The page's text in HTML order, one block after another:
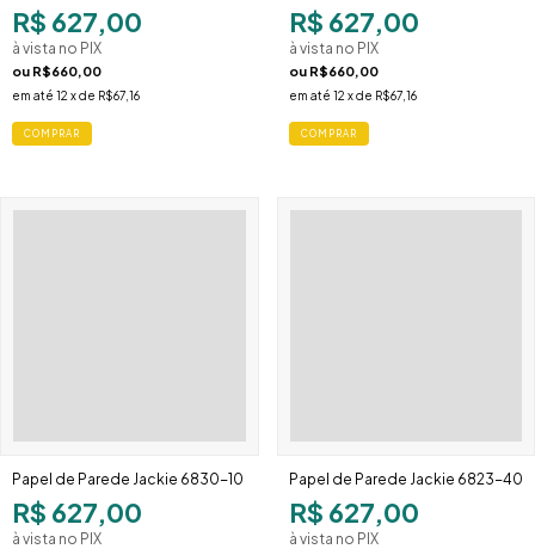
R$ 627,00
à vista no PIX
ou R$660,00
em até 12 x de R$67,16
R$ 627,00
à vista no PIX
ou R$660,00
em até 12 x de R$67,16
Papel de Parede Jackie 6830-10
R$ 627,00
à vista no PIX
Papel de Parede Jackie 6823-40
R$ 627,00
à vista no PIX